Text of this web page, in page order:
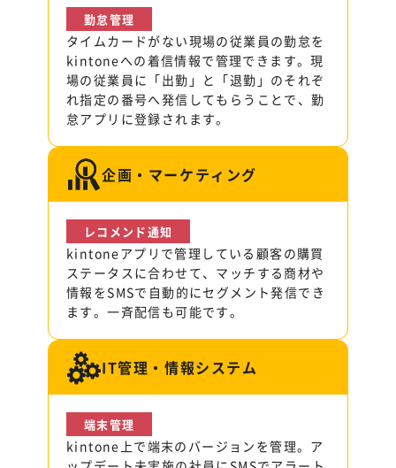
勤怠管理
タイムカードがない現場の従業員の勤怠を
kintoneへの着信情報で管理できます。現
場の従業員に「出勤」と「退勤」のそれぞ
れ指定の番号へ発信してもらうことで、勤
怠アプリに登録されます。
企画・マーケティング
レコメンド通知
kintoneアプリで管理している顧客の購買
ステータスに合わせて、マッチする商材や
情報をSMSで自動的にセグメント発信でき
ます。一斉配信も可能です。
IT管理・情報システム
端末管理
kintone上で端末のバージョンを管理。ア